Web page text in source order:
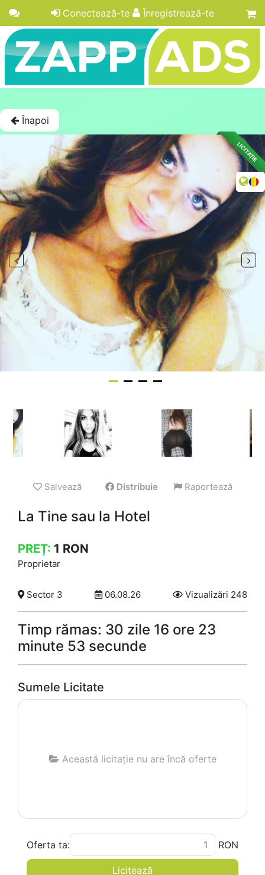
Conectează-te Înregistrează-te
Înapoi
LICITAȚIE
Salvează Distribuie Raportează
La Tine sau la Hotel
PREȚ: 1 RON
Proprietar
Sector 3 06.08.26 Vizualizări 248
Timp rămas: 30 zile 16 ore 23
minute 53 secunde
Sumele Licitate
Această licitație nu are încă oferte
Oferta ta: RON
Licitează